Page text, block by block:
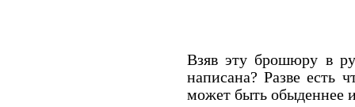
Взяв эту брошюру в
написана? Разве есть
может быть обыденнее